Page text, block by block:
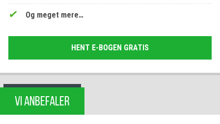
Og meget mere…
HENT E-BOGEN GRATIS
VI ANBEFALER